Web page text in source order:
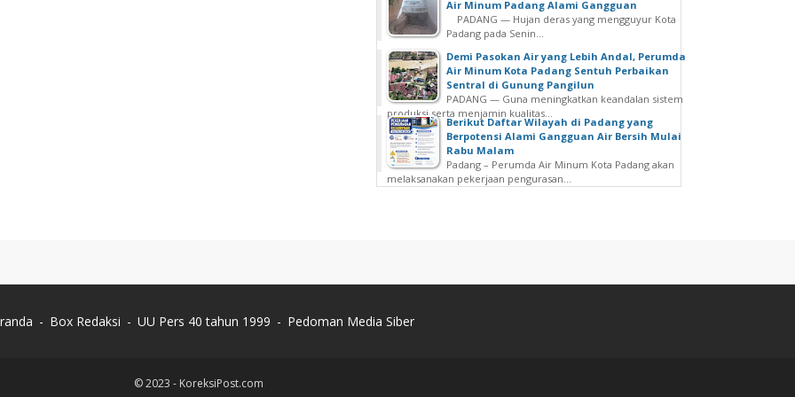
Air Minum Padang Alami Gangguan
PADANG — Hujan deras yang mengguyur Kota
Padang pada Senin...
Demi Pasokan Air yang Lebih Andal, Perumda
Air Minum Kota Padang Sentuh Perbaikan
Sentral di Gunung Pangilun
PADANG — Guna meningkatkan keandalan sistem
produksi serta menjamin kualitas...
Berikut Daftar Wilayah di Padang yang
Berpotensi Alami Gangguan Air Bersih Mulai
Rabu Malam
Padang – Perumda Air Minum Kota Padang akan
melaksanakan pekerjaan pengurasan...
Box Redaksi UU Pers 40 tahun 1999 Pedoman Media Siber
© 2023 - KoreksiPost.com